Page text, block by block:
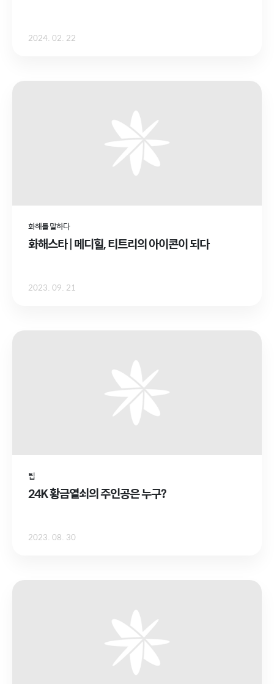
2024. 02. 22
화해를 말하다
화해스타 | 메디힐, 티트리의 아이콘이 되다
2023. 09. 21
팁
24K 황금열쇠의 주인공은 누구?
2023. 08. 30